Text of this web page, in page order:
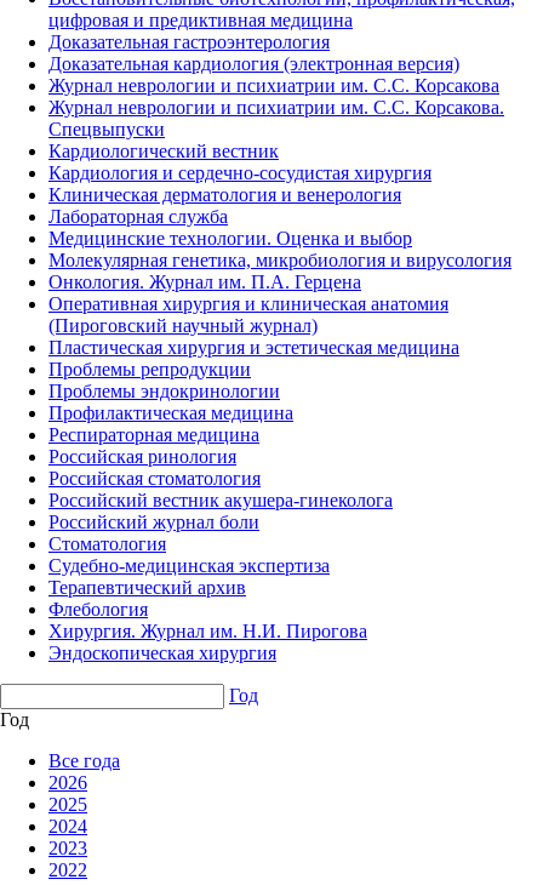
цифровая и предиктивная медицина
Доказательная гастроэнтерология
Доказательная кардиология (электронная версия)
Журнал неврологии и психиатрии им. С.С. Корсакова
Журнал неврологии и психиатрии им. С.С. Корсакова.
Спецвыпуски
Кардиологический вестник
Кардиология и сердечно-сосудистая хирургия
Клиническая дерматология и венерология
Лабораторная служба
Медицинские технологии. Оценка и выбор
Молекулярная генетика, микробиология и вирусология
Онкология. Журнал им. П.А. Герцена
Оперативная хирургия и клиническая анатомия
(Пироговский научный журнал)
Пластическая хирургия и эстетическая медицина
Проблемы репродукции
Проблемы эндокринологии
Профилактическая медицина
Респираторная медицина
Российская ринология
Российская стоматология
Российский вестник акушера-гинеколога
Российский журнал боли
Стоматология
Судебно-медицинская экспертиза
Терапевтический архив
Флебология
Хирургия. Журнал им. Н.И. Пирогова
Эндоскопическая хирургия
Год
Год
Все года
2026
2025
2024
2023
2022